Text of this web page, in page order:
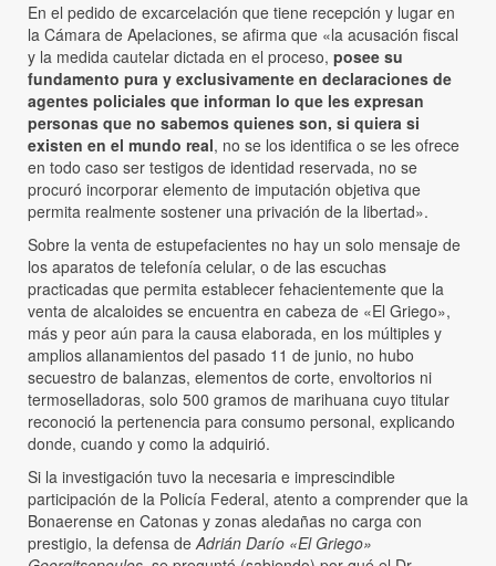
En el pedido de excarcelación que tiene recepción y lugar en
la Cámara de Apelaciones, se afirma que «la acusación fiscal
y la medida cautelar dictada en el proceso, posee su
fundamento pura y exclusivamente en declaraciones de
agentes policiales que informan lo que les expresan
personas que no sabemos quienes son, si quiera si
existen en el mundo real, no se los identifica o se les ofrece
en todo caso ser testigos de identidad reservada, no se
procuró incorporar elemento de imputación objetiva que
permita realmente sostener una privación de la libertad».
Sobre la venta de estupefacientes no hay un solo mensaje de
los aparatos de telefonía celular, o de las escuchas
practicadas que permita establecer fehacientemente que la
venta de alcaloides se encuentra en cabeza de «El Griego»,
más y peor aún para la causa elaborada, en los múltiples y
amplios allanamientos del pasado 11 de junio, no hubo
secuestro de balanzas, elementos de corte, envoltorios ni
termoselladoras, solo 500 gramos de marihuana cuyo titular
reconoció la pertenencia para consumo personal, explicando
donde, cuando y como la adquirió.
Si la investigación tuvo la necesaria e imprescindible
participación de la Policía Federal, atento a comprender que la
Bonaerense en Catonas y zonas aledañas no carga con
prestigio, la defensa deAdrián Darío «El Griego»